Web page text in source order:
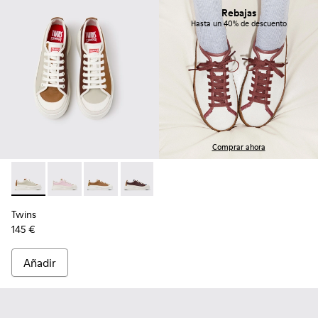
Twins - K201626-025 - Zapatillas de piel multicolores para
Twins - K201626-024
Twins - K201626-019
Twins - K201626-018
Twins
145 €
Añadir
Rebajas
Hasta un 40% de descuento
Comprar ahora